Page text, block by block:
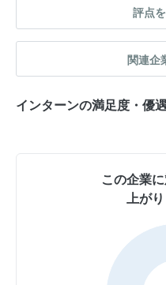
評点
関連企
インターンの満足度・優
この企業
上が